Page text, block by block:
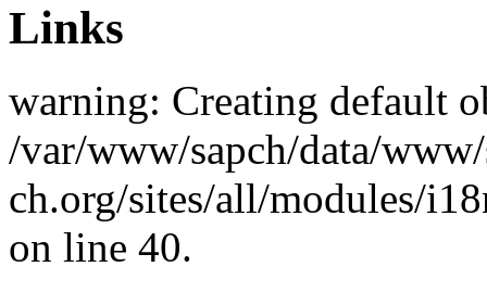
Links
warning: Creating default
/var/www/sapch/data/
ch.org/sites/all/modules/
on line 40.